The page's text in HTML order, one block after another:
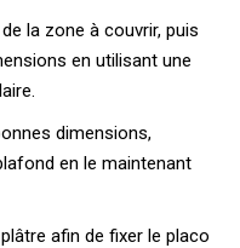
la zone à couvrir, puis
en utilisant une
dimensions,
en le maintenant
afin de fixer le placo